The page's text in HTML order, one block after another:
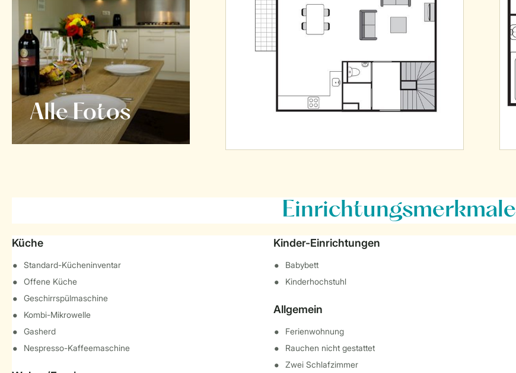
Alle Fotos
Einrichtungsmerkmale
Küche
Standard-Kücheninventar
Offene Küche
Geschirrspülmaschine
Kombi-Mikrowelle
Gasherd
Nespresso-Kaffeemaschine
Kinder-Einrichtungen
Babybett
Kinderhochstuhl
Allgemein
Ferienwohnung
Rauchen nicht gestattet
Zwei Schlafzimmer